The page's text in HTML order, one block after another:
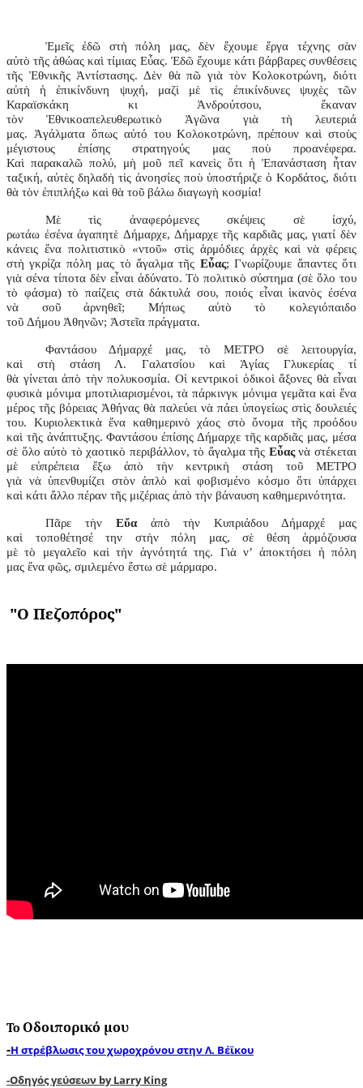
Ἐμεῖς ἐδῶ στὴ πόλη μας, δὲν ἔχουμε ἔργα τέχνης σὰν
αὐτὸ τῆς ἀθώας καὶ τίμιας Εὖας. Ἐδῶ ἔχουμε κάτι βάρβαρες συνθέσεις
τῆς Ἐθνικῆς Ἀντίστασης. Δὲν θὰ πῶ γιὰ τὸν Κολοκοτρώνη, διότι
αὐτὴ ἡ ἐπικίνδυνη ψυχή, μαζὶ μὲ τὶς ἐπικίνδυνες ψυχὲς τῶν
Καραϊσκάκη κι Ἀνδρούτσου, ἔκαναν
τὸν Ἐθνικοαπελευθερωτικὸ Ἀγῶνα γιὰ τὴ λευτεριά
μας. Ἀγάλματα ὅπως αὐτό του Κολοκοτρώνη, πρέπουν καὶ στοὺς
μέγιστους ἐπίσης στρατηγούς μας ποὺ προανέφερα.
Καὶ παρακαλῶ πολύ, μὴ μοῦ πεῖ κανεὶς ὅτι ἡ Ἐπανάσταση ἦταν
ταξική, αὐτὲς δηλαδὴ τὶς ἀνοησίες ποὺ ὑποστήριζε ὁ Κορδάτος, διότι
θὰ τὸν ἐπιπλήξω καὶ θὰ τοῦ βάλω διαγωγὴ κοσμία!
Μὲ τὶς ἀναφερόμενες σκέψεις σὲ ἰσχύ,
ρωτάω ἐσένα ἀγαπητὲ Δήμαρχε, Δήμαρχε τῆς καρδιᾶς μας, γιατί δὲν
κάνεις ἕνα πολιτιστικὸ «ντοῦ» στὶς ἁρμόδιες ἀρχὲς καὶ νὰ φέρεις
στὴ γκρίζα πόλη μας τὸ ἄγαλμα τῆς Εὖας; Γνωρίζουμε ἅπαντες ὅτι
γιὰ σένα τίποτα δὲν εἶναι ἀδύνατο. Τὸ πολιτικὸ σύστημα (σὲ ὅλο του
τὸ φάσμα) τὸ παίζεις στὰ δάκτυλά σου, ποιός εἶναι ἱκανὸς ἐσένα
νὰ σοῦ ἀρνηθεῖ; Μήπως αὐτὸ τὸ κολεγιόπαιδο
τοῦ Δήμου Ἀθηνῶν; Ἀστεῖα πράγματα.
Φαντάσου Δήμαρχέ μας, τὸ ΜΕΤΡΟ σὲ λειτουργία,
καὶ στὴ στάση Λ. Γαλατσίου καὶ Ἁγίας Γλυκερίας τί
θὰ γίνεται ἀπὸ τὴν πολυκοσμία. Οἱ κεντρικοὶ ὁδικοὶ ἄξονες θὰ εἶναι
φυσικὰ μόνιμα μποτιλιαρισμένοι, τὰ πάρκινγκ μόνιμα γεμᾶτα καὶ ἕνα
μέρος τῆς βόρειας Ἀθήνας θὰ παλεύει νὰ πάει ὑπογείως στὶς δουλειές
του. Κυριολεκτικὰ ἕνα καθημερινὸ χάος στὸ ὄνομα τῆς προόδου
καὶ τῆς ἀνάπτυξης. Φαντάσου ἐπίσης Δήμαρχε τῆς καρδιᾶς μας, μέσα
σὲ ὅλο αὐτὸ τὸ χαοτικὸ περιβάλλον, τὸ ἄγαλμα τῆς Εὖαςνὰ στέκεται
μὲ εὐπρέπεια ἔξω ἀπὸ τὴν κεντρικὴ στάση τοῦ ΜΕΤΡΟ
γιὰ νὰ ὑπενθυμίζει στὸν ἁπλὸ καὶ φοβισμένο κόσμο ὅτι ὑπάρχει
καὶ κάτι ἄλλο πέραν τῆς μιζέριας ἀπὸ τὴν βάναυση καθημερινότητα.
Πᾶρε τὴν Εὔαἀπὸ τὴν Κυπριάδου Δήμαρχέ μας
καὶ τοποθέτησέ την στὴν πόλη μας, σὲ θέση ἁρμόζουσα
μὲ τὸ μεγαλεῖο καὶ τὴν ἁγνότητά της. Γιὰ ν’ ἀποκτήσει ἡ πόλη
μας ἕνα φῶς, σμιλεμένο ἔστω σὲ μάρμαρο.
"Ο Πεζοπόρος"
To Οδοιπορικό μου
-Η στρέβλωσις του χωροχρόνου στην Λ. Βέϊκου
-Oδηγός γεύσεων by Larry King